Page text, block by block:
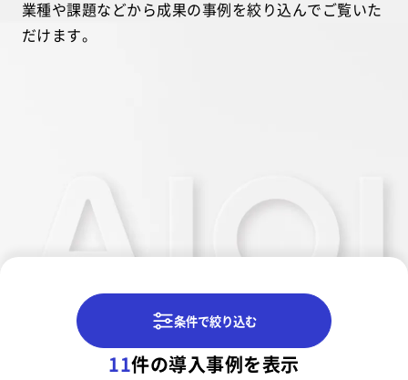
業種や課題などから成果の事例を絞り込んでご覧いた
だけます。
条件で絞り込む
11件の導入事例を表示